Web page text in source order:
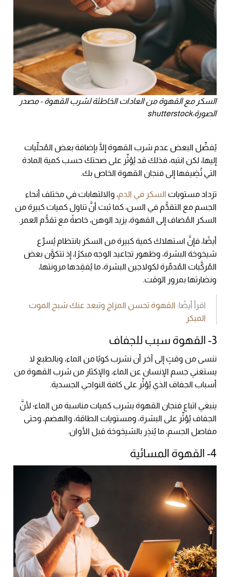
السكر مع القهوة من العادات الخاطئة لشرب القهوة - مصدر
الصورة:shutterstock
يُفضِّل البعض عدم شرب القهوة إلَّا بإضافة بعض المُحلِّيات
إليها، لكن انتبه، فذلك قد يُؤثِّر على صحتك حسب كمية المادة
التي تُضِيفها إلى فنجان القهوة الخاص بك.
تزداد مستويات السكر في الدم، والالتهابات في مختلف أنحاء
الجسم مع التقدُّم في السن، كما ثبت أنَّ تناول كميات كبيرة من
السكر المُضاف إلى القهوة، يزيد الوهن، خاصةً مع تقدُّم العمر.
أيضًا، فإنَّ استهلاك كمية كبيرة من السكر بانتظام يُسرِّع
شيخوخة البشرة، وظهور تجاعيد الوجه مبكرًا، إذ تتكوَّن بعض
المُركَّبات المُدمِّرة لكولاجين البشرة، ما يُفقِدها مرونتها،
ونضارتها بمرور الوقت.
اقرأ أيضًا: القهوة تحسن المزاج وتبعد عنك شبح الموت
المبكر
3- القهوة سبب للجفاف
ننسى من وقتٍ إلى آخر أن نشرب كوبًا من الماء، وبالطبع لا
يستغني جسم الإنسان عن الماء، والإكثار من شرب القهوة من
أسباب الجفاف الذي يُؤثِّر على كافة النواحي الجسدية.
ينبغي اتباع فنجان القهوة بشرب كميات مناسبة من الماء؛ لأنَّ
الجفاف يُؤثِّر على البشرة، ومستويات الطاقة، والهضم، وحتى
مفاصل الجسم، ما يُنذِر بالشيخوخة قبل الأوان.
4- القهوة المسائية